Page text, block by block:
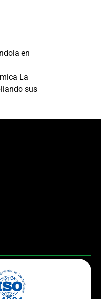
en
La
sus